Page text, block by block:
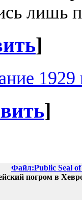
лишь
]
1929
]
Файл:Public Seal of
погром в